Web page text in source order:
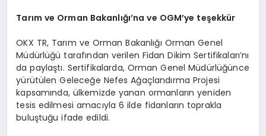
Tarım ve Orman Bakanlığı’na ve OGM’ye teşekkür
OKX TR, Tarım ve Orman Bakanlığı Orman Genel
Müdürlüğü tarafından verilen Fidan Dikim Sertifikaları’nı
da paylaştı. Sertifikalarda, Orman Genel Müdürlüğünce
yürütülen Geleceğe Nefes Ağaçlandırma Projesi
kapsamında, ülkemizde yanan ormanların yeniden
tesis edilmesi amacıyla 6 ilde fidanların toprakla
buluştuğu ifade edildi.